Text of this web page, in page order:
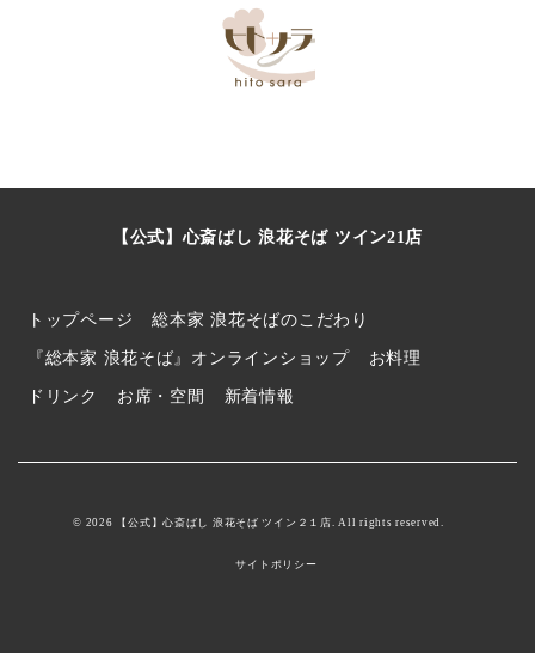
【公式】心斎ばし 浪花そば ツイン21店
トップページ 総本家 浪花そばのこだわり
『総本家 浪花そば』オンラインショップ お料理
ドリンク お席・空間 新着情報
© 2026 【公式】心斎ばし 浪花そば ツイン２１店. All rights reserved.
サイトポリシー